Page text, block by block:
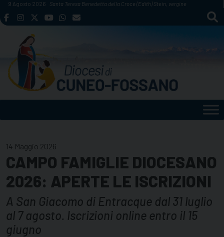
Skip
to
9 Agosto 2026 Santa Teresa Benedetta della Croce (Edith) Stein, vergine
14 Maggio 2026
CAMPO FAMIGLIE DIOCESANO
2026: APERTE LE ISCRIZIONI
A San Giacomo di Entracque dal 31 luglio
al 7 agosto. Iscrizioni online entro il 15
giugno